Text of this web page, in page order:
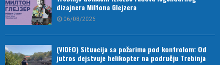
dizajnera Miltona Glejzera
06/08/2026
(VIDEO) Situacija sa požarima pod kontrolom: Od
jutros dejstvuje helikopter na području Trebinja